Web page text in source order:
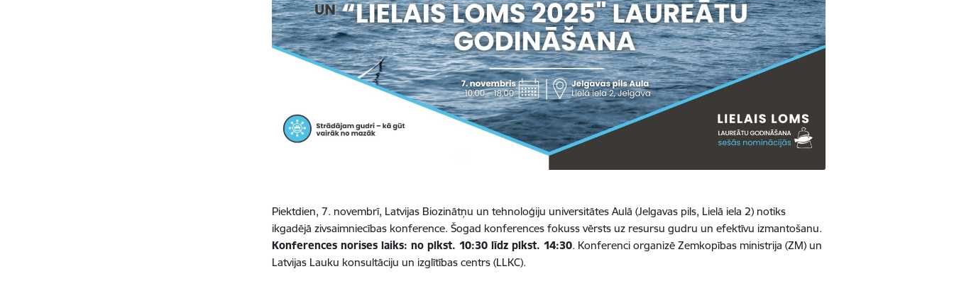
Piektdien, 7. novembrī, Latvijas Biozinātņu un tehnoloģiju universitātes Aulā (Jelgavas pils, Lielā iela 2) notiks
ikgadējā zivsaimniecības konference. Šogad konferences fokuss vērsts uz resursu gudru un efektīvu izmantošanu.
Konferences norises laiks: no plkst. 10:30 līdz plkst. 14:30. Konferenci organizē Zemkopības ministrija (ZM) un
Latvijas Lauku konsultāciju un izglītības centrs (LLKC).